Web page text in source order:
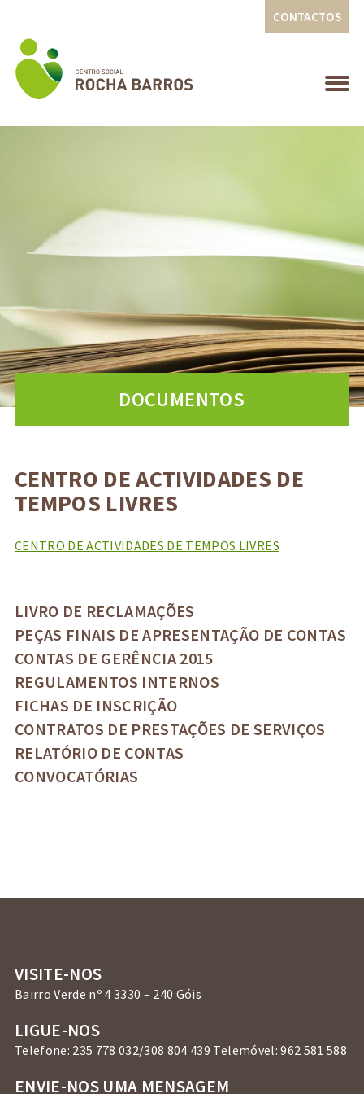
CONTACTOS
DOCUMENTOS
LIVRO DE RECLAMAÇÕES
PEÇAS FINAIS DE APRESENTAÇÃO DE CONTAS
CONTAS DE GERÊNCIA 2015
REGULAMENTOS INTERNOS
FICHAS DE INSCRIÇÃO
CONTRATOS DE PRESTAÇÕES DE SERVIÇOS
RELATÓRIO DE CONTAS
CONVOCATÓRIAS
CENTRO DE ACTIVIDADES DE
TEMPOS LIVRES
CENTRO DE ACTIVIDADES DE TEMPOS LIVRES
VISITE-NOS
Bairro Verde nº 4 3330 – 240 Góis
LIGUE-NOS
Telefone: 235 778 032/308 804 439 Telemóvel: 962 581 588
ENVIE-NOS UMA MENSAGEM